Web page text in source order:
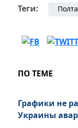
Теги:
ПО ТЕМЕ
Графики не
Украины